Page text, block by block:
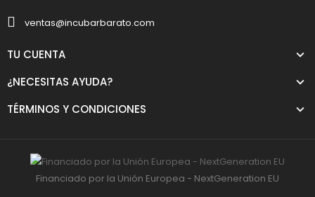
ventas@incubarbarato.com
TU CUENTA
¿NECESITAS AYUDA?
TÉRMINOS Y CONDICIONES
Financiado por la Unión Europea - NextGeneration EU